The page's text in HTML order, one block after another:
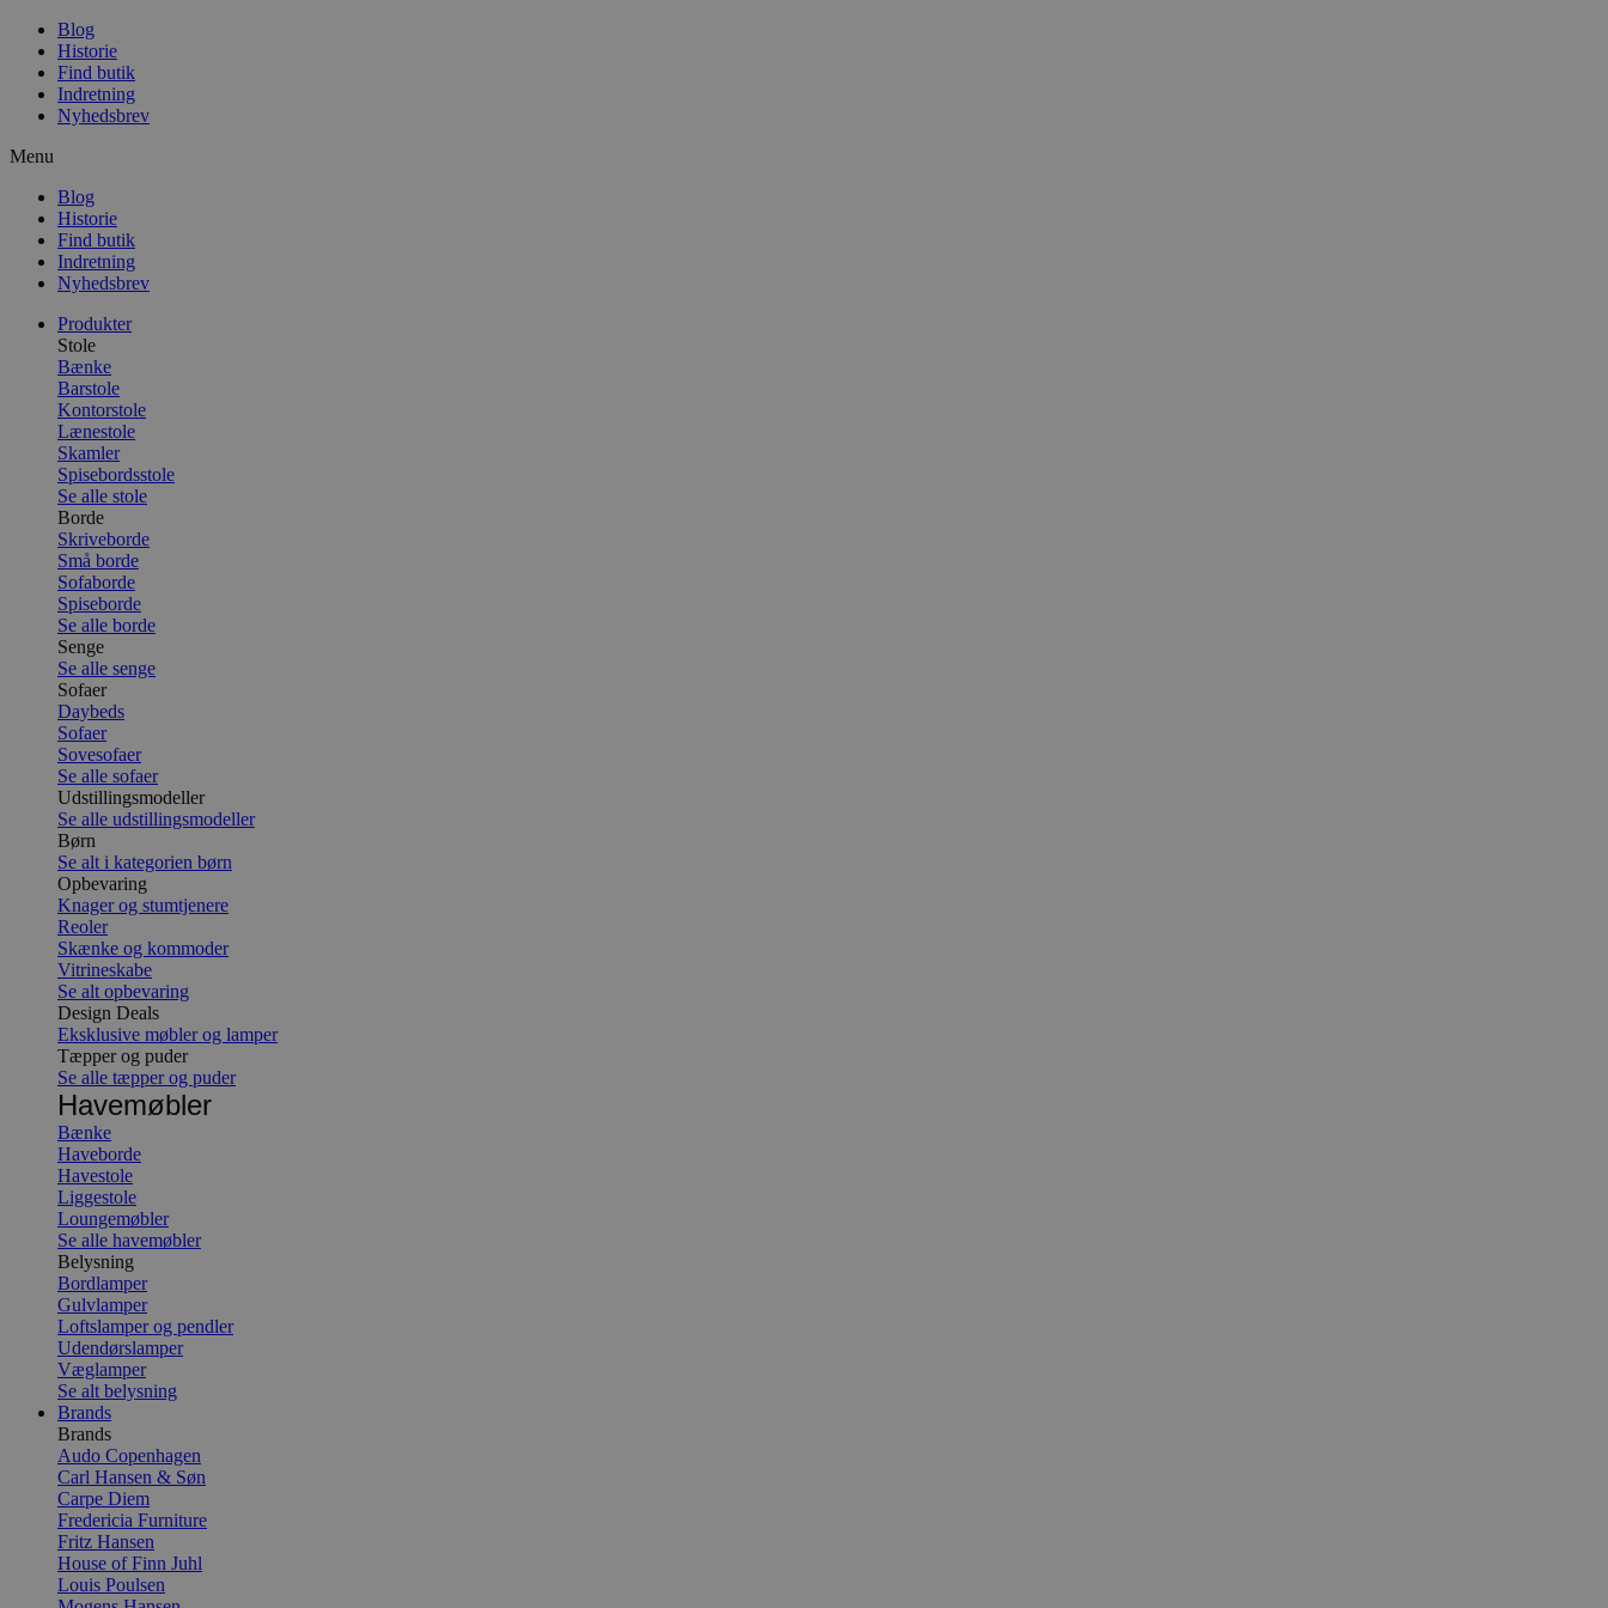
Blog
Historie
Find butik
Indretning
Nyhedsbrev
Menu
Blog
Historie
Find butik
Indretning
Nyhedsbrev
Produkter
Stole
Bænke
Barstole
Kontorstole
Lænestole
Skamler
Spisebordsstole
Se alle stole
Borde
Skriveborde
Små borde
Sofaborde
Spiseborde
Se alle borde
Senge
Se alle senge
Sofaer
Daybeds
Sofaer
Sovesofaer
Se alle sofaer
Udstillingsmodeller
Se alle udstillingsmodeller
Børn
Se alt i kategorien børn
Opbevaring
Knager og stumtjenere
Reoler
Skænke og kommoder
Vitrineskabe
Se alt opbevaring
Design Deals
Eksklusive møbler og lamper
Tæpper og puder
Se alle tæpper og puder
Havemøbler
Bænke
Haveborde
Havestole
Liggestole
Loungemøbler
Se alle havemøbler
Belysning
Bordlamper
Gulvlamper
Loftslamper og pendler
Udendørslamper
Væglamper
Se alt belysning
Brands
Brands
Audo Copenhagen
Carl Hansen & Søn
Carpe Diem
Fredericia Furniture
Fritz Hansen
House of Finn Juhl
Louis Poulsen